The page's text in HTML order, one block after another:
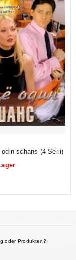
schans (4 Serii)
oder Produkten?